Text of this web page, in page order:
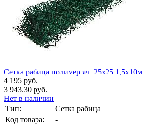
Сетка рабица полимер яч. 25х25
4 195 руб.
3 943.30 руб.
Нет в наличии
Тип:
Сетка рабица
Код товара:
-